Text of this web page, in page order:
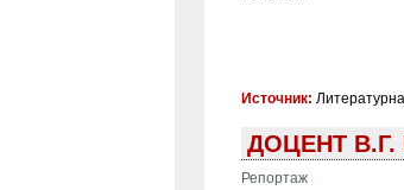
Источник:
ДОЦЕНТ
Репортаж